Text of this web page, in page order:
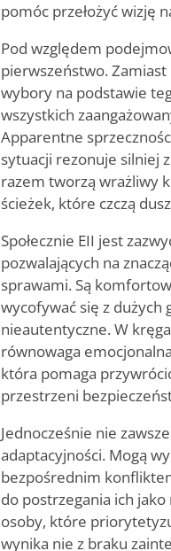
pomóc przełożyć wizję
Pod względem
pierwszeństwo.
wybory na podstawie
wszystkich
Apparentne
sytuacji rezonuje silniej
razem tworzą wrażliwy
ścieżek, które czczą
Społecznie EII jest
pozwalających na
sprawami. Są
wycofywać się z
nieautentyczne. W
równowaga
która pomaga
przestrzeni
Jednocześnie nie
adaptacyjności. Mogą
bezpośrednim
do postrzegania ich
osoby, które
wynika nie z braku